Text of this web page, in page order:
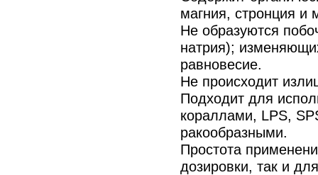
магния, стронция
Не образуются
натрия);
равновесие.
Не происходит
Подходит для
кораллами, LPS,
ракообразными.
Простота
дозировки, так и